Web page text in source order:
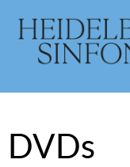
DVDs